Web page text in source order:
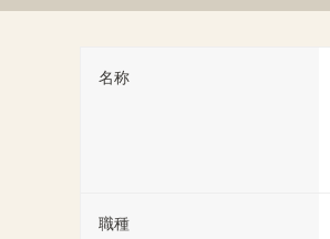
名称
職種